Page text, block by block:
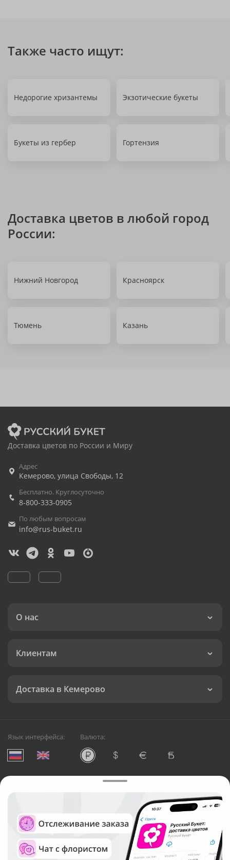
Также часто ищут:
Недорогие хризантемы Экзотические букеты
Букеты из гербер Гортензия
Доставка цветов в любой город
России:
Нижний Новгород Красноярск
Тюмень Казань
Доставка цветов по России и Миру
Адрес
Кемерово, улица Свободы, 12
Бесплатно. Круглосуточно
8-800-333-0905
По любым вопросам
info@rus-buket.ru
О нас
Клиентам
Доставка в Кемерово
Язык интерфейса: Валюта:
Служба круглосуточной доставки цветов в Кемерово
Русский Букет, 2026
Общество с ограниченной ответственностью «Технология»
ОГРН: 1195476081745, ИНН: 5410081997
Юридический адрес: г. Новосибирск, ул. Ипподромская,
д.42, оф. 3